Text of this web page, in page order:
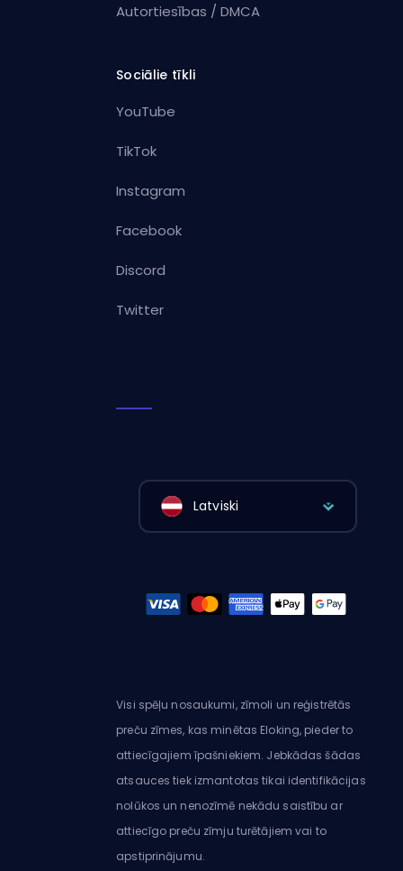
Autortiesības / DMCA
Sociālie tīkli
YouTube
TikTok
Instagram
Facebook
Discord
Twitter
Latviski
Visi spēļu nosaukumi, zīmoli un reģistrētās
preču zīmes, kas minētas Eloking, pieder to
attiecīgajiem īpašniekiem. Jebkādas šādas
atsauces tiek izmantotas tikai identifikācijas
nolūkos un nenozīmē nekādu saistību ar
attiecīgo preču zīmju turētājiem vai to
apstiprinājumu.